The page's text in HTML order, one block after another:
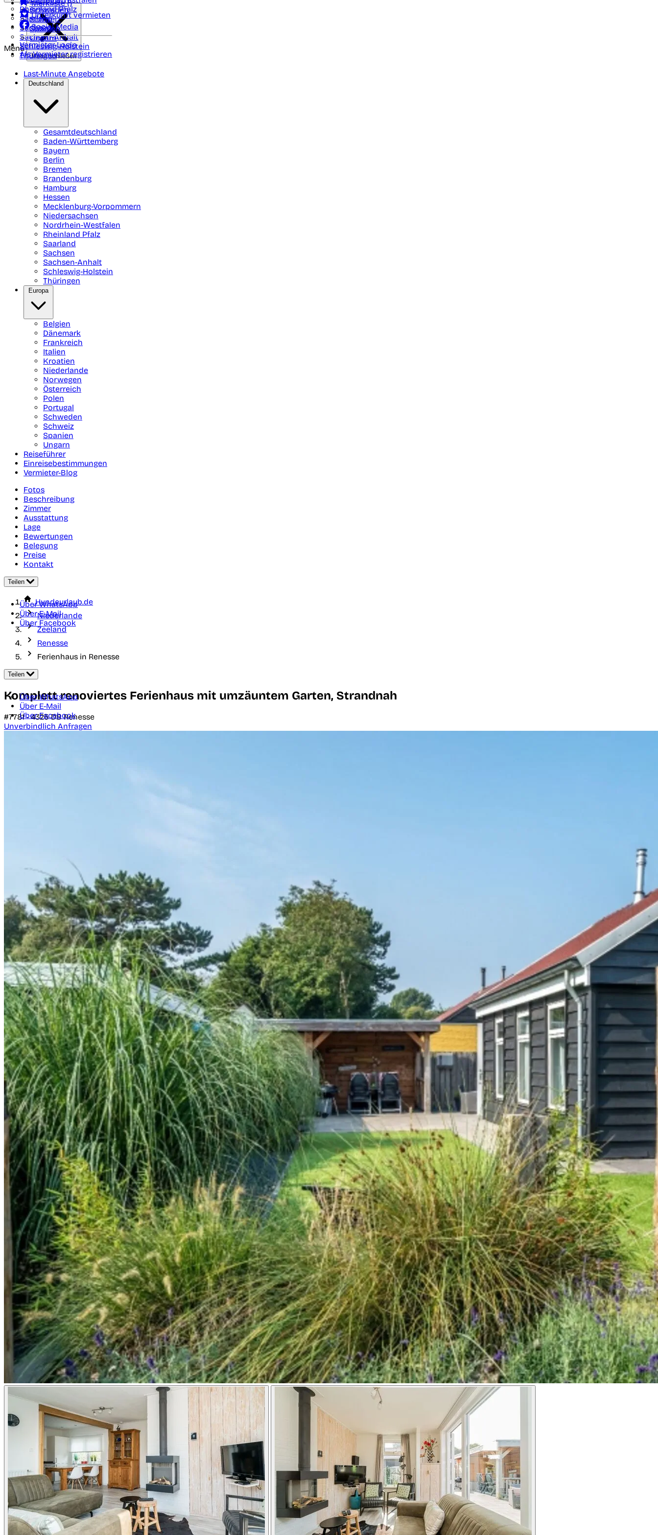
Rheinland Pfalz
Saarland
Sachsen
Sachsen-Anhalt
Schleswig-Holstein
Thüringen
Schweden
Schweiz
Spanien
Ungarn
Merkliste ()
Unterkunft vermieten
Social Media
Vermieter-Login
Als Vermieter registrieren
Menü
Menü schließen
Last-Minute Angebote
Deutschland
Gesamtdeutschland
Baden-Württemberg
Bayern
Berlin
Bremen
Brandenburg
Hamburg
Hessen
Mecklenburg-Vorpommern
Niedersachsen
Nordrhein-Westfalen
Rheinland Pfalz
Saarland
Sachsen
Sachsen-Anhalt
Schleswig-Holstein
Thüringen
Europa
Belgien
Dänemark
Frankreich
Italien
Kroatien
Niederlande
Norwegen
Österreich
Polen
Portugal
Schweden
Schweiz
Spanien
Ungarn
Reiseführer
Einreisebestimmungen
Vermieter-Blog
Fotos
Beschreibung
Zimmer
Ausstattung
Lage
Bewertungen
Belegung
Preise
Kontakt
Teilen
Über WhatsApp
Über E-Mail
Über Facebook
Hundeurlaub.de
Niederlande
Zeeland
Renesse
Ferienhaus in Renesse
Teilen
Über WhatsApp
Über E-Mail
Über Facebook
Komplett renoviertes Ferienhaus mit umzäuntem Garten, Strandnah
#7781 -4325 DBRenesse
Unverbindlich Anfragen